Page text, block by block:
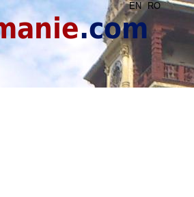
EN RO
.com